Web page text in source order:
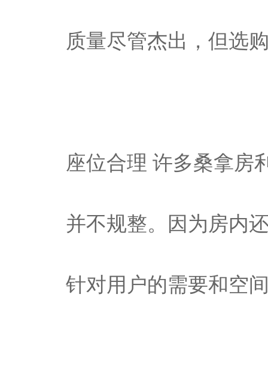
质量尽管杰出，但选
座位合理 许多桑拿房
并不规整。因为房内
针对用户的需要和空